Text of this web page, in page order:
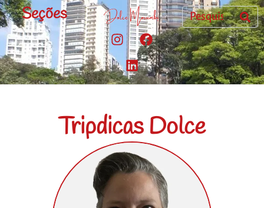
Seções
Tripdicas Dolce